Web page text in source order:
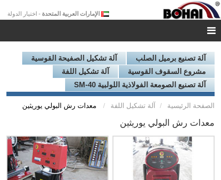
الإمارات العربية المتحدة - اختيار الدولة
آلة تصنيع برميل الصلب
آلة تشكيل الصفيحة القوسية
مشروع السقوف القوسية
آلة تشكيل اللفة
آلة تصنيع الصومعة الفولاذية اللولبية SM-40
الصفحة الرئيسية آلة تشكيل اللفة معدات رش البولي يوريثين
معدات رش البولي يوريثين